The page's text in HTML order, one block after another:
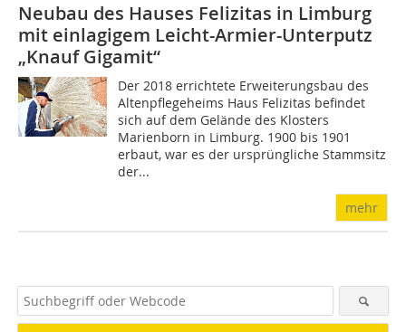
Neubau des Hauses Felizitas in Limburg
mit einlagigem Leicht-Armier-Unterputz
„Knauf Gigamit“
Der 2018 errichtete Erweiterungsbau des
Altenpflegeheims Haus Felizitas befindet
sich auf dem Gelände des Klosters
Marienborn in Limburg. 1900 bis 1901
erbaut, war es der ursprüngliche Stammsitz
der...
mehr